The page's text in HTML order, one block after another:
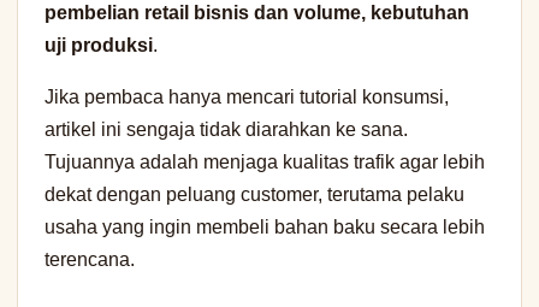
pembelian retail bisnis dan volume, kebutuhan
uji produksi.
Jika pembaca hanya mencari tutorial konsumsi,
artikel ini sengaja tidak diarahkan ke sana.
Tujuannya adalah menjaga kualitas trafik agar lebih
dekat dengan peluang customer, terutama pelaku
usaha yang ingin membeli bahan baku secara lebih
terencana.